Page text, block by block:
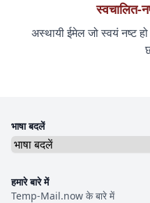
स्वचालित-
अस्थायी ईमेल जो स्वयं नष्ट
भाषा बदलें
हमारे बारे में
Temp-Mail.now के बारे में